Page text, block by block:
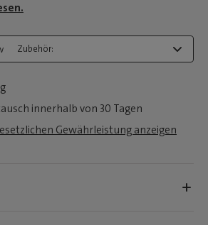
Zubehör:
innerhalb von 30 Tagen
Gewährleistung anzeigen